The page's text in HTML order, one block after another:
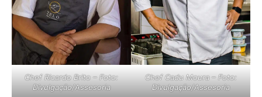
Chef Ricardo Brito – Foto:
Divulgação/Assesoria
Chef Cadu Moura – Foto:
Divulgação/Assesoria